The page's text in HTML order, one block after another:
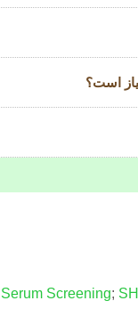
است؟
Screening;